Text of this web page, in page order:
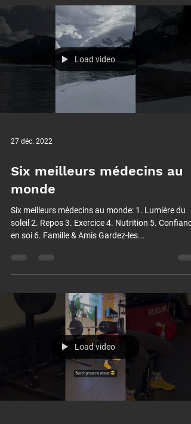
Load video
27 déc. 2022
Six meilleurs médecins au
monde
Six meilleurs médecins au monde: 1. Lumière du
soleil 2. Repos 3. Exercice 4. Nutrition 5. Confiance
en soi 6. Famille & Amis Gardez-les...
Load video